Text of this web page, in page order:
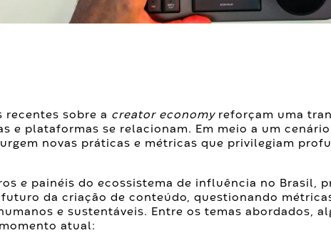
recentes sobre a creator economyreforçam uma
e plataformas se relacionam. Em meio a um
novas práticas e métricas que privilegiam
e painéis do ecossistema de influência no Brasil,
da criação de conteúdo, questionando
e sustentáveis. Entre os temas abordados,
atual: